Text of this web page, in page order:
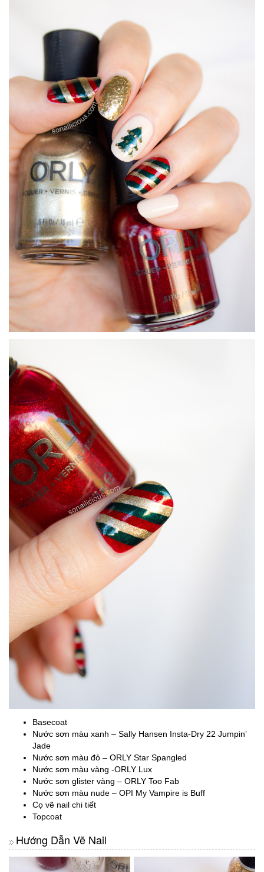
Basecoat
Nước sơn màu xanh – Sally Hansen Insta-Dry 22 Jumpin’
Jade
Nước sơn màu đỏ – ORLY Star Spangled
Nước sơn màu vàng -ORLY Lux
Nước sơn glister vàng – ORLY Too Fab
Nước sơn màu nude – OPI My Vampire is Buff
Cọ vẽ nail chi tiết
Topcoat
Hướng Dẫn Vẽ Nail